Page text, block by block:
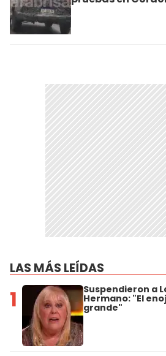
LAS MÁS LEÍDAS
1 Suspendieron a
Hermano: "El
grande"